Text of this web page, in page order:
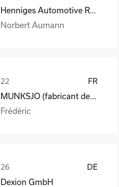
Henniges Automotive Rehburg GmbH Co.KG
Norbert Aumann
FR
MUNKSJO (fabricant de papiers spéciaux)
Frédéric
DE
Dexion GmbH